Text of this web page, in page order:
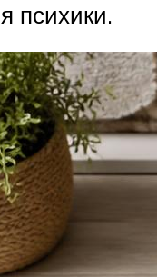
психики.